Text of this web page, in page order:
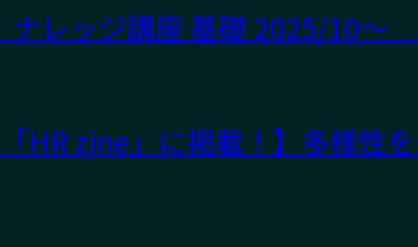
ナレッジ講座 基礎 2025/10～
「HR zine」に掲載！】多様性